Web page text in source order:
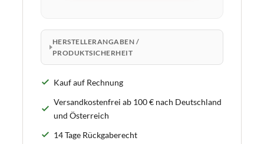
HERSTELLERANGABEN /
PRODUKTSICHERHEIT
Kauf auf Rechnung
Versandkostenfrei ab 100 € nach Deutschland
und Österreich
14 Tage Rückgaberecht